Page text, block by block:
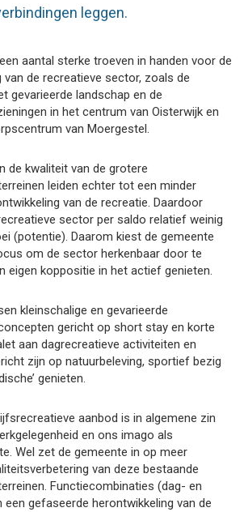
leggen.
aantal sterke troeven in handen voor de
van de recreatieve sector, zoals de
gevarieerde landschap en de
in het centrum van Oisterwijk en
van Moergestel.
de kwaliteit van de grotere
leiden echter tot een minder
van de recreatie. Daardoor
sector per saldo relatief weinig
(potentie). Daarom kiest de gemeente
om de sector herkenbaar door te
eigen koppositie in het actief genieten.
kleinschalige en gevarieerde
gericht op short stay en korte
aan dagrecreatieve activiteiten en
zijn op natuurbeleving, sportief bezig
genieten.
aanbod is in algemene zin
en ons imago als
Wel zet de gemeente in op meer
van deze bestaande
Functiecombinaties (dag- en
gefaseerde herontwikkeling van de